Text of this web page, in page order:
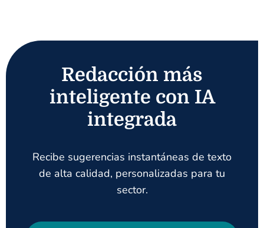
Redacción más
inteligente con IA
integrada
Recibe sugerencias instantáneas de texto
de alta calidad, personalizadas para tu
sector.